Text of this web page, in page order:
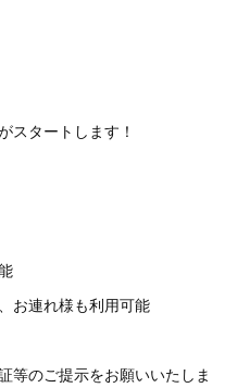
スタートします！
お連れ様も利用可能
等のご提示をお願いいたしま